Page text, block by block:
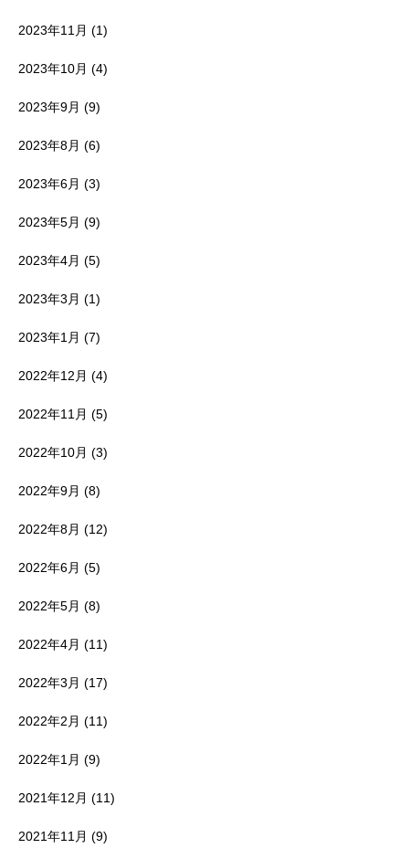
2023年11月 (1)
2023年10月 (4)
2023年9月 (9)
2023年8月 (6)
2023年6月 (3)
2023年5月 (9)
2023年4月 (5)
2023年3月 (1)
2023年1月 (7)
2022年12月 (4)
2022年11月 (5)
2022年10月 (3)
2022年9月 (8)
2022年8月 (12)
2022年6月 (5)
2022年5月 (8)
2022年4月 (11)
2022年3月 (17)
2022年2月 (11)
2022年1月 (9)
2021年12月 (11)
2021年11月 (9)